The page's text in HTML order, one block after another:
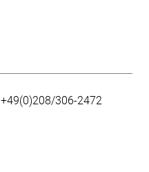
+49(0)208/306-2472